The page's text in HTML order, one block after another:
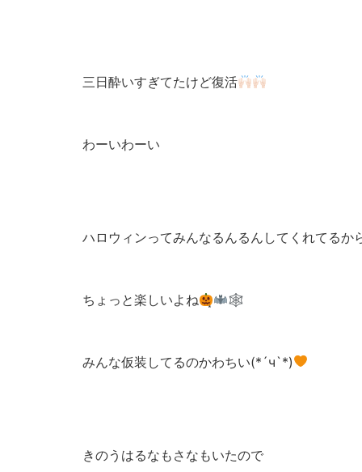
三日酔いすぎてたけど復活
わーいわーい
ハロウィンってみんなるんるんしてくれてるか
ちょっと楽しいよね 🕸
みんな仮装してるのかわちい(*´ч`*)‪
きのうはるなもさなもいたので